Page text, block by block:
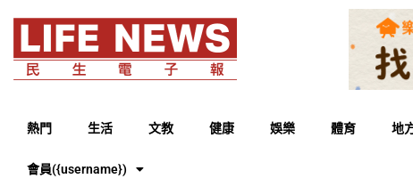
熱門 生活 文教 健康 娛樂 體育 地
會員({username})